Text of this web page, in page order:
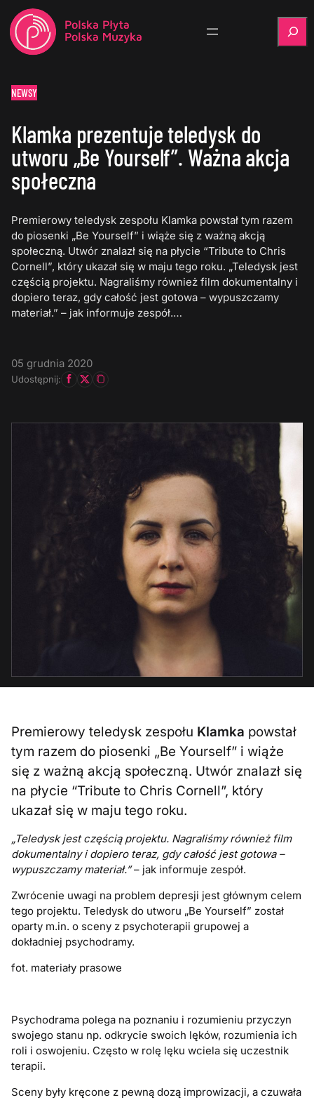
NEWSY
Klamka prezentuje teledysk do
utworu „Be Yourself”. Ważna akcja
społeczna
Premierowy teledysk zespołu Klamka powstał tym razem
do piosenki „Be Yourself” i wiąże się z ważną akcją
społeczną. Utwór znalazł się na płycie “Tribute to Chris
Cornell”, który ukazał się w maju tego roku. „Teledysk jest
częścią projektu. Nagraliśmy również film dokumentalny i
dopiero teraz, gdy całość jest gotowa – wypuszczamy
materiał.” – jak informuje zespół.…
05 grudnia 2020
Udostępnij:
Premierowy teledysk zespołu Klamka powstał
tym razem do piosenki „Be Yourself” i wiąże
się z ważną akcją społeczną. Utwór znalazł się
na płycie “Tribute to Chris Cornell”, który
ukazał się w maju tego roku.
„Teledysk jest częścią projektu. Nagraliśmy również film
dokumentalny i dopiero teraz, gdy całość jest gotowa –
wypuszczamy materiał.”– jak informuje zespół.
Zwrócenie uwagi na problem depresji jest głównym celem
tego projektu. Teledysk do utworu „Be Yourself” został
oparty m.in. o sceny z psychoterapii grupowej a
dokładniej psychodramy.
fot. materiały prasowe
Psychodrama polega na poznaniu i rozumieniu przyczyn
swojego stanu np. odkrycie swoich lęków, rozumienia ich
roli i oswojeniu. Często w rolę lęku wciela się uczestnik
terapii.
Sceny były kręcone z pewną dozą improwizacji, a czuwała